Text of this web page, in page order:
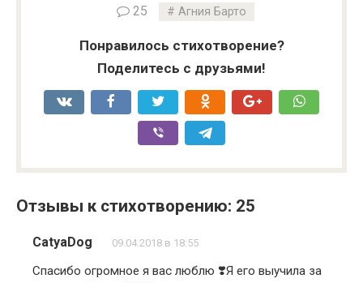
25 Агния Барто
Понравилось стихотворение?
Поделитесь с друзьями!
Отзывы к стихотворению: 25
CatyaDog 09.04.2018 в 18:55
Спасибо огромное я вас люблю ❣️Я его выучила за